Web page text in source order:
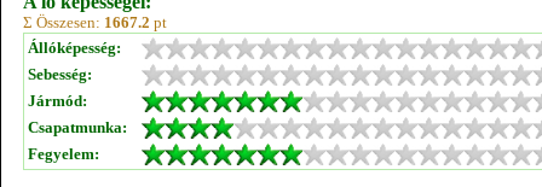
Σ Összesen: 1667.2 pt
Állóképesség:
Sebesség:
Jármód:
Csapatmunka:
Fegyelem: